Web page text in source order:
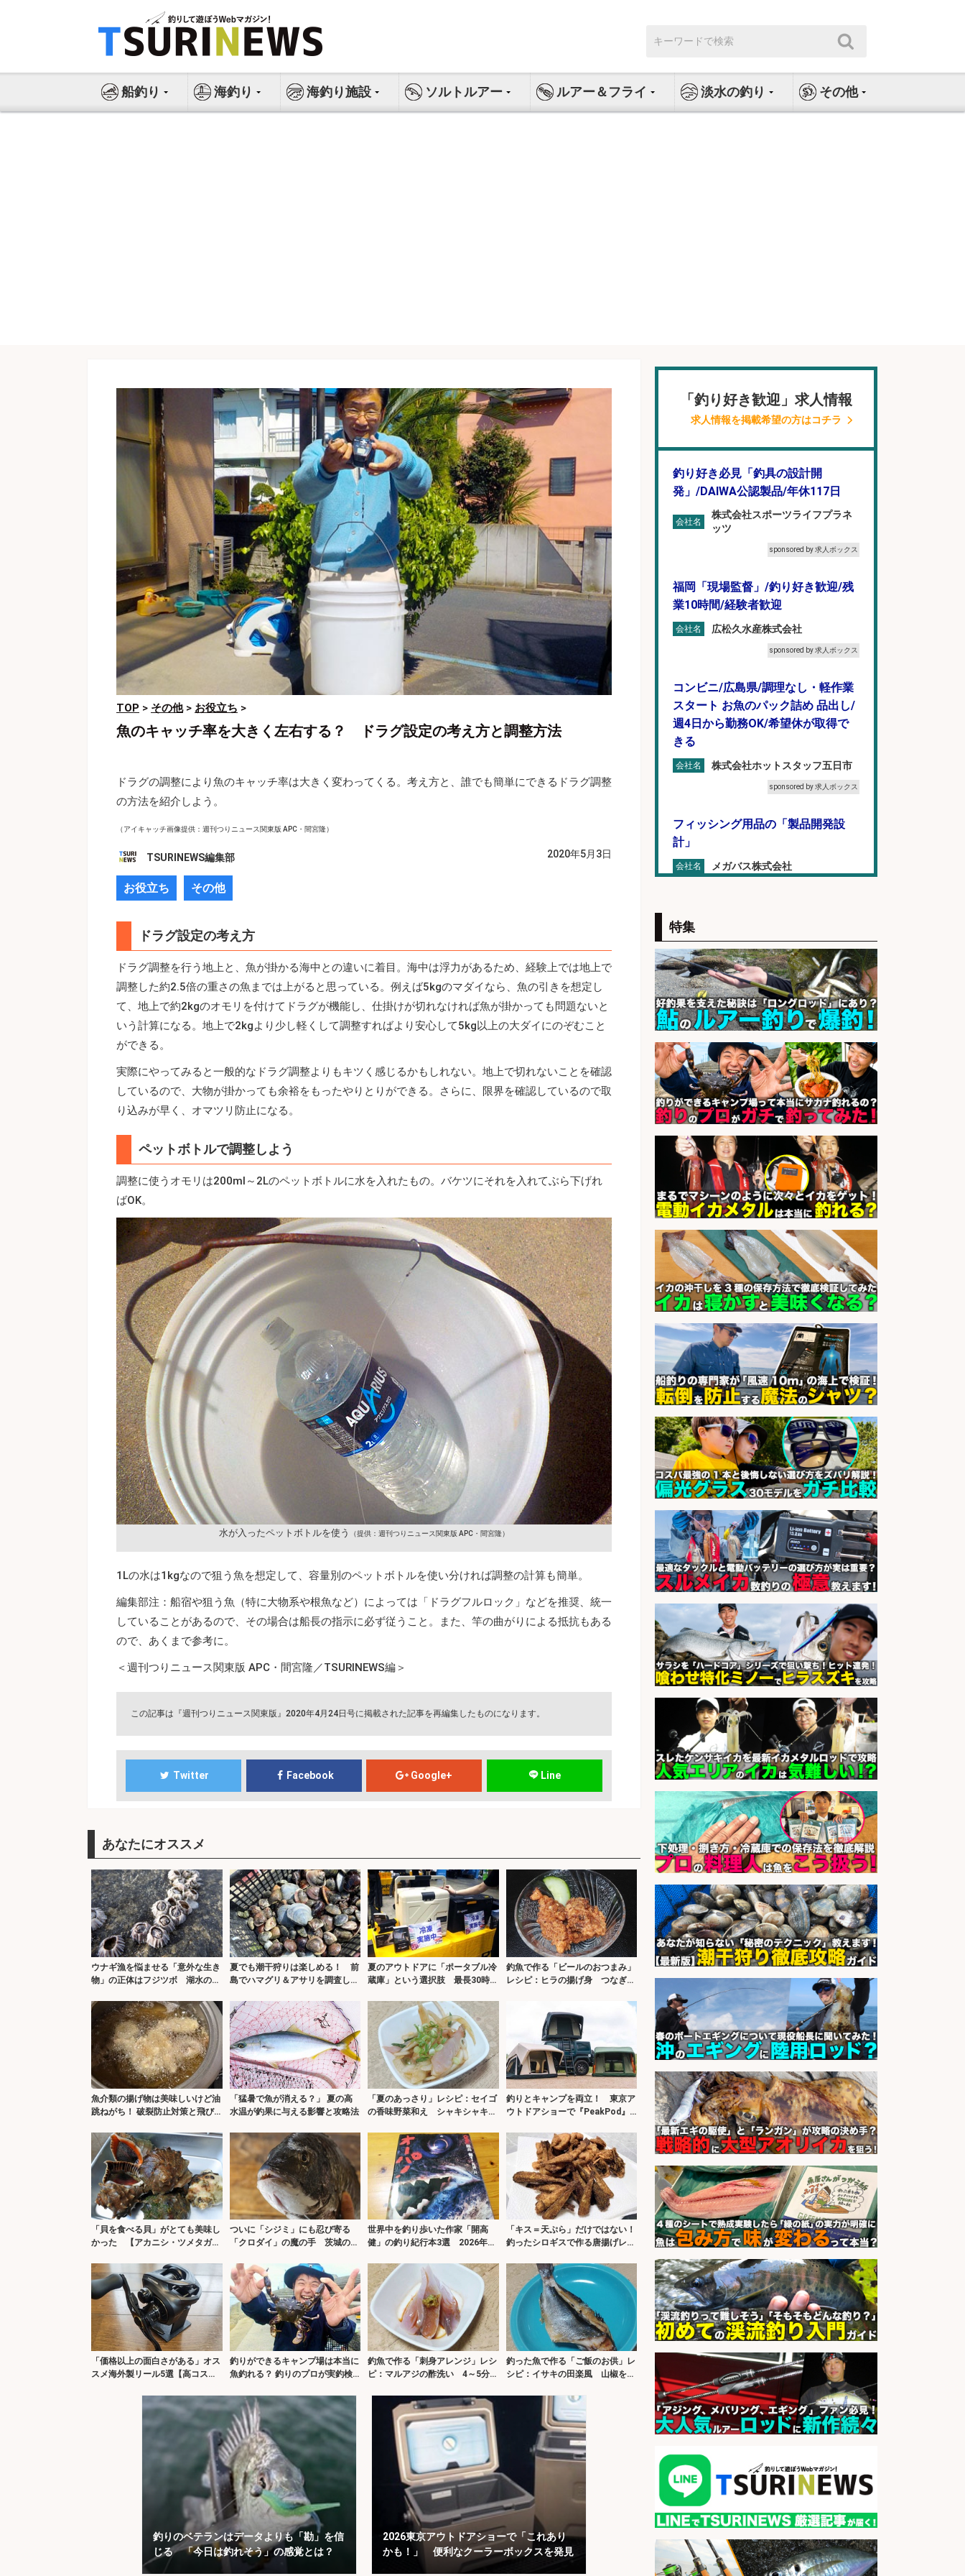
ス
索:
船釣り 海釣り 海釣り施設 ソルトルアー ルアー＆フライ 淡水の釣り その他
TOP > その他> お役立ち >
魚のキャッチ率を大きく左右する？ ドラグ設定の考え方と調整方法
ドラグの調整により魚のキャッチ率は大きく変わってくる。考え方と、誰でも簡単にできるドラグ調整
の方法を紹介しよう。
（アイキャッチ画像提供：週刊つりニュース関東版 APC・間宮隆）
TSURINEWS編集部 2020年5月3日
お役立ち その他
ドラグ設定の考え方
ドラグ調整を行う地上と、魚が掛かる海中との違いに着目。海中は浮力があるため、経験上では地上で
調整した約2.5倍の重さの魚までは上がると思っている。例えば5kgのマダイなら、魚の引きを想定し
て、地上で約2kgのオモリを付けてドラグが機能し、仕掛けが切れなければ魚が掛かっても問題ないと
いう計算になる。地上で2kgより少し軽くして調整すればより安心して5kg以上の大ダイにのぞむこと
ができる。
実際にやってみると一般的なドラグ調整よりもキツく感じるかもしれない。地上で切れないことを確認
しているので、大物が掛かっても余裕をもったやりとりができる。さらに、限界を確認しているので取
り込みが早く、オマツリ防止になる。
ペットボトルで調整しよう
調整に使うオモリは200ml～2Lのペットボトルに水を入れたもの。バケツにそれを入れてぶら下げれ
ばOK。
水が入ったペットボトルを使う （提供：週刊つりニュース関東版 APC・間宮隆）
1Lの水は1kgなので狙う魚を想定して、容量別のペットボトルを使い分ければ調整の計算も簡単。
編集部注：船宿や狙う魚（特に大物系や根魚など）によっては「ドラグフルロック」などを推奨、統一
していることがあるので、その場合は船長の指示に必ず従うこと。また、竿の曲がりによる抵抗もある
ので、あくまで参考に。
＜週刊つりニュース関東版 APC・間宮隆／TSURINEWS編＞
この記事は『週刊つりニュース関東版』2020年4月24日号に掲載された記事を再編集したものになります。
Twitter Facebook Google+ Line
あなたにオススメ
ウナギ漁を悩ませる「意外な生き
物」の正体はフジツボ 湖水の塩
夏でも潮干狩りは楽しめる！ 前
島でハマグリ＆アサリを調査して
夏のアウトドアに「ポータブル冷
蔵庫」という選択肢 最長30時間
釣魚で作る「ビールのおつまみ」
レシピ：ヒラの揚げ身 つなぎは
魚介類の揚げ物は美味しいけど油
跳ねがち！ 破裂防止対策と飛び
「猛暑で魚が消える？」 夏の高
水温が釣果に与える影響と攻略法
「夏のあっさり」レシピ：セイゴ
の香味野菜和え シャキシャキ野
釣りとキャンプを両立！ 東京ア
ウトドアショーで『PeakPod』
「貝を食べる貝」がとても美味し
かった 【アカニシ・ツメタガ
ついに「シジミ」にも忍び寄る
「クロダイ」の魔の手 茨城の名
世界中を釣り歩いた作家「開高
健」の釣り紀行本3選 2026年は
「キス＝天ぷら」だけではない！
釣ったシロギスで作る唐揚げレシ
「価格以上の面白さがある」オス
スメ海外製リール5選【高コスパ
釣りができるキャンプ場は本当に
魚釣れる？ 釣りのプロが実釣検
釣魚で作る「刺身アレンジ」レシ
ピ：マルアジの酢洗い 4～5分漬
釣った魚で作る「ご飯のお供」レ
シピ：イサキの田楽風 山椒をア
釣りのベテランはデータよりも「勘」を信
じる 「今日は釣れそう」の感覚とは？
2026東京アウトドアショーで「これあり
かも！」 便利なクーラーボックスを発見
「釣り好き歓迎」求人情報
求人情報を掲載希望の方はコチラ
釣り好き必見「釣具の設計開
発」/DAIWA公認製品/年休117日
会社名
株式会社スポーツライフプラネ
ッツ
sponsored by 求人ボックス
福岡「現場監督」/釣り好き歓迎/残
業10時間/経験者歓迎
会社名 広松久水産株式会社
sponsored by 求人ボックス
コンビニ/広島県/調理なし・軽作業
スタート お魚のパック詰め 品出し/
週4日から勤務OK/希望休が取得で
きる
会社名 株式会社ホットスタッフ五日市
sponsored by 求人ボックス
フィッシング用品の「製品開発設
計」
会社名 メガバス株式会社
営業事務/釣り具メーカーでの営業
アシスタントのお仕事/残業なし/即
日勤務可/営業事務/軽作業
会社名 株式会社パソナ
sponsored by 求人ボックス
魚のプロとして活躍食を支える「鮮
魚加工・販売スタッフ」
会社名 株式会社一号舘
sponsored by 求人ボックス
レジカウンター/お釣りの計算不要
の簡単レジ 未経験も安心の研修あり
1日2h
会社名 オーケー株式会社
レジカウンター/夕方勤務で時給UP
お釣りの計算不要の簡単レジ1日2時
間
会社名 オーケー株式会社
sponsored by 求人ボックス
レジカウンター/夕方勤務で時給UP
お釣りの計算不要の簡単レジ1日2時
間
会社名 オーケー株式会社
sponsored by 求人ボックス
日払いOKで即日収入/飲食・フード
その他/「神戸市灘区」 自転車/王子
公園駅徒歩4分のスーパーでお魚の
加工やお刺身の盛り付け/日払いOK/
未経験歓迎のシフト制日勤&バイク
通勤OK
パーソルファクトリーパートナ
ーズ株式会社
sponsored by 求人ボックス
さらに求人情報を見る
特集